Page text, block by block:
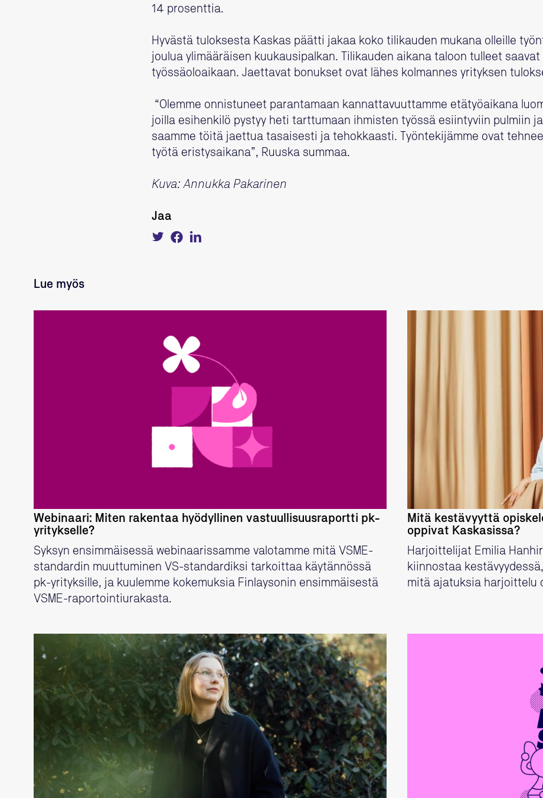
14 prosenttia.
Hyvästä tuloksesta Kaskas päätti jakaa koko tilikauden mukana olleille
joulua ylimääräisen kuukausipalkan. Tilikauden aikana taloon tulleet
työssäoloaikaan. Jaettavat bonukset ovat lähes kolmannes yrityksen
“Olemme onnistuneet parantamaan kannattavuuttamme etätyöaikana
joilla esihenkilö pystyy heti tarttumaan ihmisten työssä esiintyviin pulmiin
saamme töitä jaettua tasaisesti ja tehokkaasti. Työntekijämme ovat
työtä eristysaikana”, Ruuska summaa.
Kuva: Annukka Pakarinen
Jaa
Tweet
about
Share
on
Lue myös
LUE LISÄÄ
Webinaari: Miten rakentaa hyödyllinen vastuullisuusraportti pk-
yritykselle?
Syksyn ensimmäisessä webinaarissamme valotamme mitä VSME-
standardin muuttuminen VS-standardiksi tarkoittaa käytännössä
pk-yrityksille, ja kuulemme kokemuksia Finlaysonin ensimmäisestä
VSME-raportointiurakasta.
Mitä kestävyyttä
oppivat Kaskasissa?
Harjoittelijat Emilia
kiinnostaa
mitä ajatuksia harjoittelu
LUE LISÄÄ